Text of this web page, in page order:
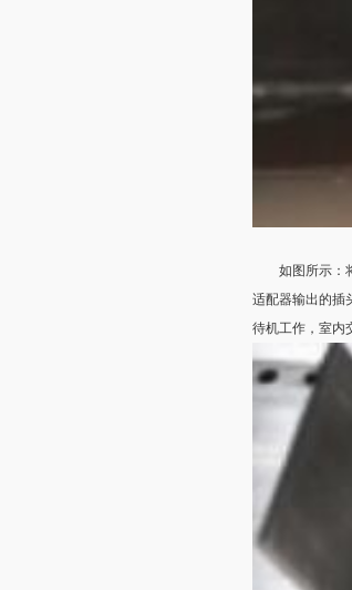
如图所示：将
适配器输出的插
待机工作，室内